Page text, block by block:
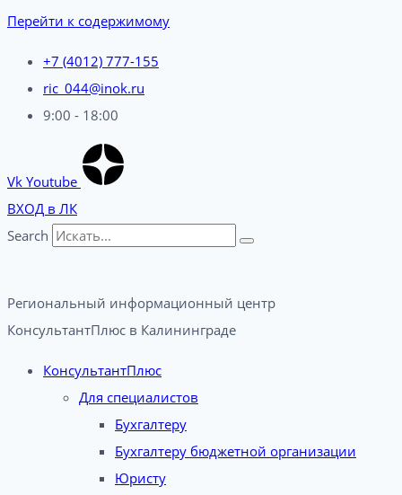
Перейти к содержимому
+7 (4012) 777-155
ric_044@inok.ru
9:00 - 18:00
Vk Youtube
ВХОД в ЛК
Search
Региональный информационный центр
КонсультантПлюс в Калининграде​
КонсультантПлюс
Для специалистов
Бухгалтеру
Бухгалтеру бюджетной организации
Юристу